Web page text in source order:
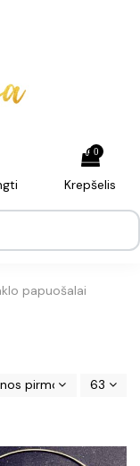
0
Krepšelis
papuošalai
pirmos 63